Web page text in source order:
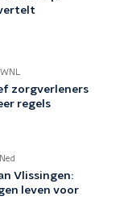
WNL
zorgverleners
regels
Vlissingen:
leven voor